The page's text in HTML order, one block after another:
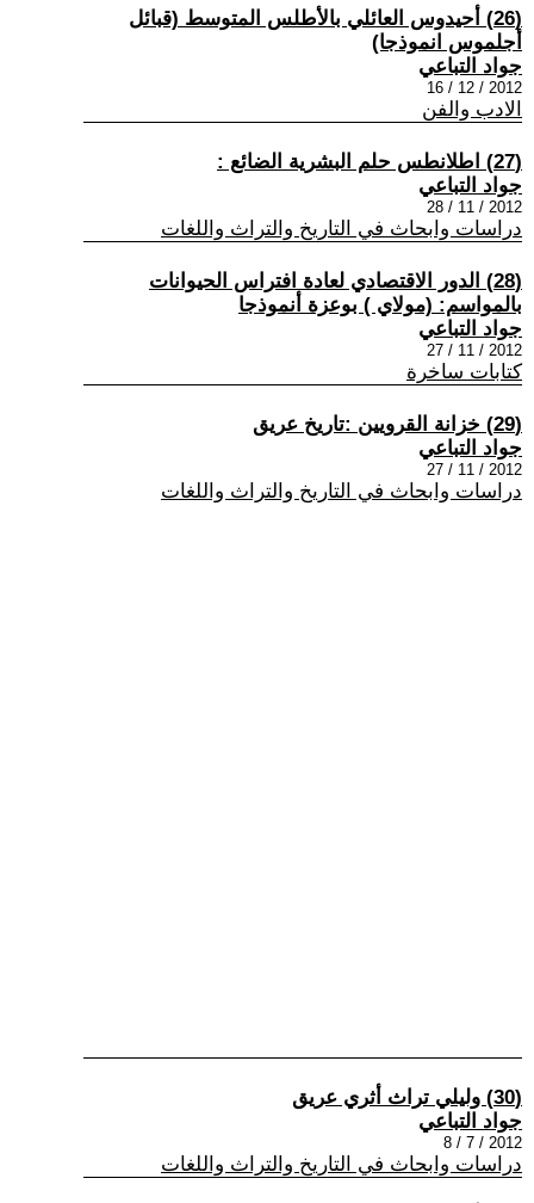
(26) أحيدوس العائلي بالأطلس المتوسط (قبائل
أجلموس انموذجا)
جواد التباعي
2012 / 12 / 16
الادب والفن
(27) اطلانطس حلم البشرية الضائع :
جواد التباعي
2012 / 11 / 28
دراسات وابحاث في التاريخ والتراث واللغات
(28) الدور الاقتصادي لعادة افتراس الحيوانات
بالمواسم: (مولاي ) بوعزة أنموذجا
جواد التباعي
2012 / 11 / 27
كتابات ساخرة
(29) خزانة القرويين :تاريخ عريق
جواد التباعي
2012 / 11 / 27
دراسات وابحاث في التاريخ والتراث واللغات
(30) وليلي تراث أثري عريق
جواد التباعي
2012 / 7 / 8
دراسات وابحاث في التاريخ والتراث واللغات